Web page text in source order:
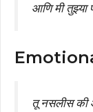
आणि मी तुझ्या
तू नसलीस की